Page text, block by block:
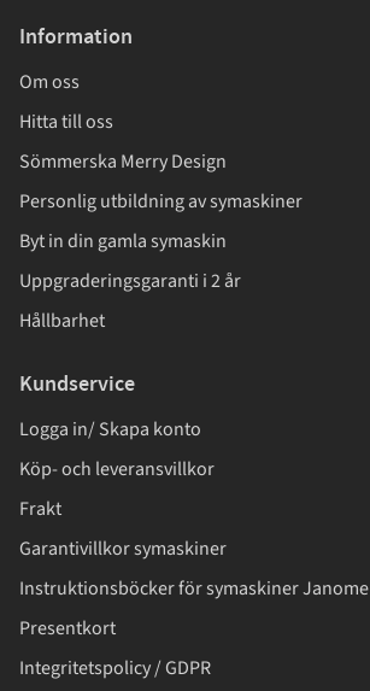
Information
Om oss
Hitta till oss
Sömmerska Merry Design
Personlig utbildning av symaskiner
Byt in din gamla symaskin
Uppgraderingsgaranti i 2 år
Hållbarhet
Kundservice
Logga in/ Skapa konto
Köp- och leveransvillkor
Frakt
Garantivillkor symaskiner
Instruktionsböcker för symaskiner Janome
Presentkort
Integritetspolicy / GDPR